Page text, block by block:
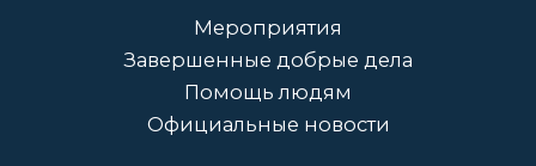
Мероприятия
Завершенные добрые дела
Помощь людям
Официальные новости